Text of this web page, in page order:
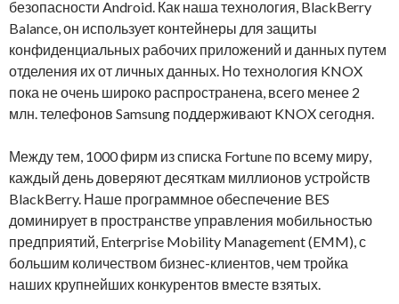
безопасности Android. Как наша технология, BlackBerry
Balance, он использует контейнеры для защиты
конфиденциальных рабочих приложений и данных путем
отделения их от личных данных. Но технология KNOX
пока не очень широко распространена, всего менее 2
млн. телефонов Samsung поддерживают KNOX сегодня.
Между тем, 1000 фирм из списка Fortune по всему миру,
каждый день доверяют десяткам миллионов устройств
BlackBerry. Наше программное обеспечение BES
доминирует в пространстве управления мобильностью
предприятий, Enterprise Mobility Management (EMM), с
большим количеством бизнес-клиентов, чем тройка
наших крупнейших конкурентов вместе взятых.